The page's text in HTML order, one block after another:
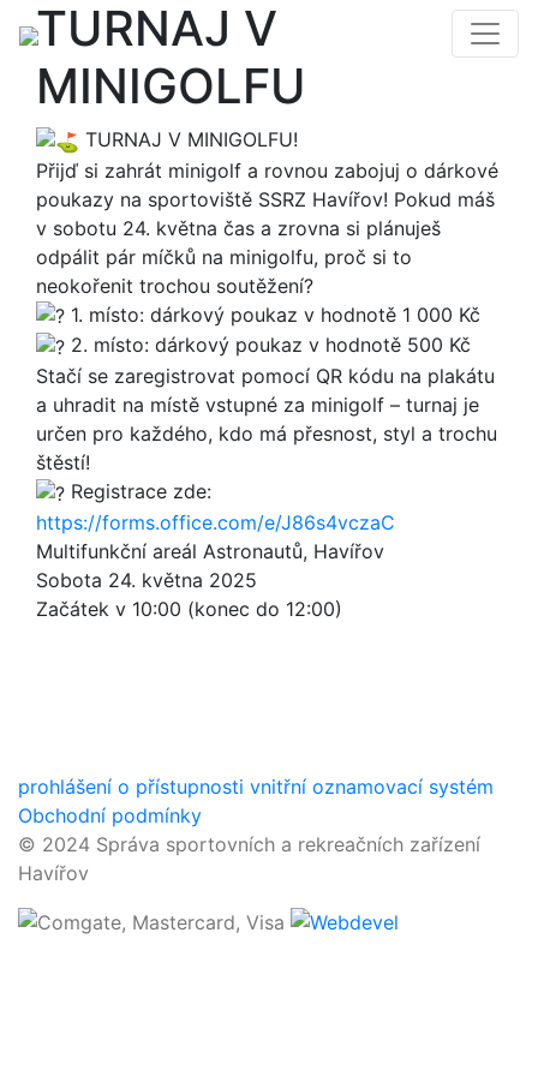
TURNAJ V
MINIGOLFU
TURNAJ V MINIGOLFU!
Přijď si zahrát minigolf a rovnou zabojuj o dárkové
poukazy na sportoviště SSRZ Havířov! Pokud máš
v sobotu 24. května čas a zrovna si plánuješ
odpálit pár míčků na minigolfu, proč si to
neokořenit trochou soutěžení?
1. místo: dárkový poukaz v hodnotě 1 000 Kč
2. místo: dárkový poukaz v hodnotě 500 Kč
Stačí se zaregistrovat pomocí QR kódu na plakátu
a uhradit na místě vstupné za minigolf – turnaj je
určen pro každého, kdo má přesnost, styl a trochu
štěstí!
Registrace zde:
https://forms.office.com/e/J86s4vczaC
Multifunkční areál Astronautů, Havířov
Sobota 24. května 2025
Začátek v 10:00 (konec do 12:00)
prohlášení o přístupnosti vnitřní oznamovací systém
Obchodní podmínky
© 2024 Správa sportovních a rekreačních zařízení
Havířov